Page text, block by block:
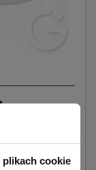
na
barw.
wzory, logo
plikach cookie